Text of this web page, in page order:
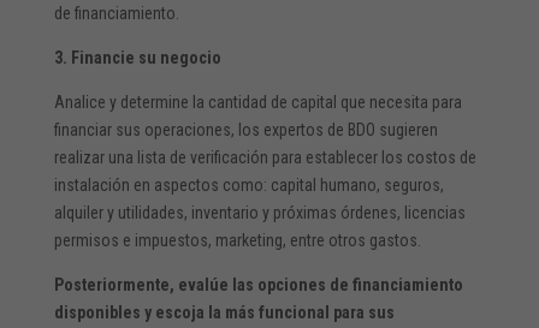
de financiamiento.
3. Financie su negocio
Analice y determine la cantidad de capital que necesita para
financiar sus operaciones, los expertos de BDO sugieren
realizar una lista de verificación para establecer los costos de
instalación en aspectos como: capital humano, seguros,
alquiler y utilidades, inventario y próximas órdenes, licencias
permisos e impuestos, marketing, entre otros gastos.
Posteriormente, evalúe las opciones de financiamiento
disponibles y escoja la más funcional para sus